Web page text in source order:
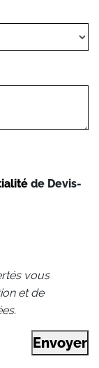
de Devis-
vous
et de
Envoyer